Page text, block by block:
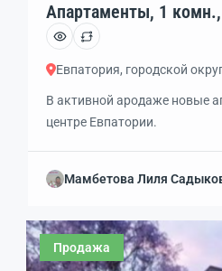
Апартаменты, 1
эт., код: 462227
Евпатория, городской
В активной ародаже новые
центре Евпатории.
Мамбетова Лиля
Продажа